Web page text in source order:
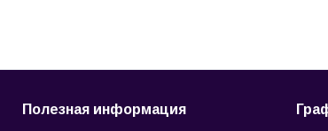
Полезная информация